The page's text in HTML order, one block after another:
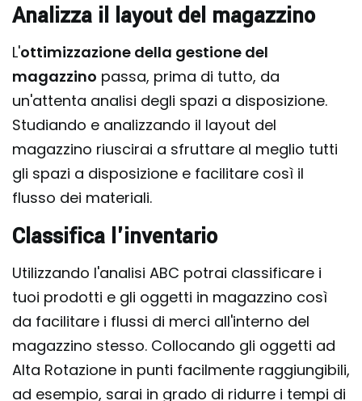
Analizza il layout del magazzino
L'ottimizzazione della gestione del
magazzino passa, prima di tutto, da
un'attenta analisi degli spazi a disposizione.
Studiando e analizzando il layout del
magazzino riuscirai a sfruttare al meglio tutti
gli spazi a disposizione e facilitare così il
flusso dei materiali.
Classifica l'inventario
Utilizzando l'analisi ABC potrai classificare i
tuoi prodotti e gli oggetti in magazzino così
da facilitare i flussi di merci all'interno del
magazzino stesso. Collocando gli oggetti ad
Alta Rotazione in punti facilmente raggiungibili,
ad esempio, sarai in grado di ridurre i tempi di